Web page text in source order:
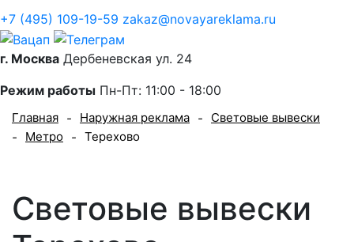
+7 (495) 109-19-59 zakaz@novayareklama.ru
г. Москва Дербеневская ул. 24
Режим работы Пн-Пт: 11:00 - 18:00
Главная - Наружная реклама -
Световые вывески
-
Метро - Терехово
Световые вывески